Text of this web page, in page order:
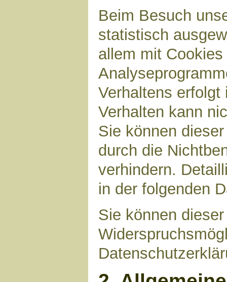
Beim Besuch
statistisch
allem mit
Verhaltens
Verhalten kann
Sie können
durch die
verhindern.
in der folgenden
Sie können